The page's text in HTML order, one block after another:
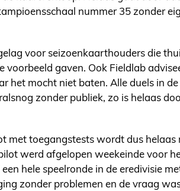
nummer 35 zonder
voor seizoenkaarthouders die
voorbeeld gaven. Ook Fieldlab
het mocht niet baten. Alle duels in
zonder publiek, zo is helaas
met toegangstests wordt dus helaas
werd afgelopen weekeinde voor
hele speelronde in de eredivisie
zonder problemen en de vraag